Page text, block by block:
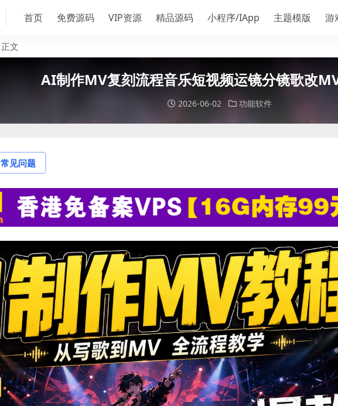
首页 免费源码 VIP资源 精品源码 小程序/IApp 主题模版 游
正文
AI制作MV复刻流程音乐短视频运镜分镜歌改
2026-06-02 功能软件
常见问题